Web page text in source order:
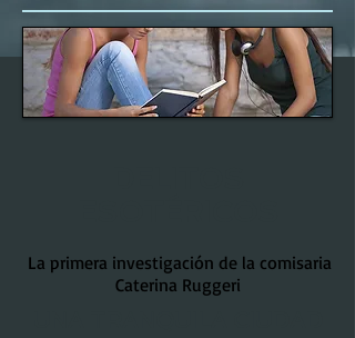
La primera investigación de la comisaria
Caterina Ruggeri